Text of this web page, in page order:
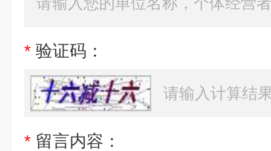
* 验证码：
* 留言内容：